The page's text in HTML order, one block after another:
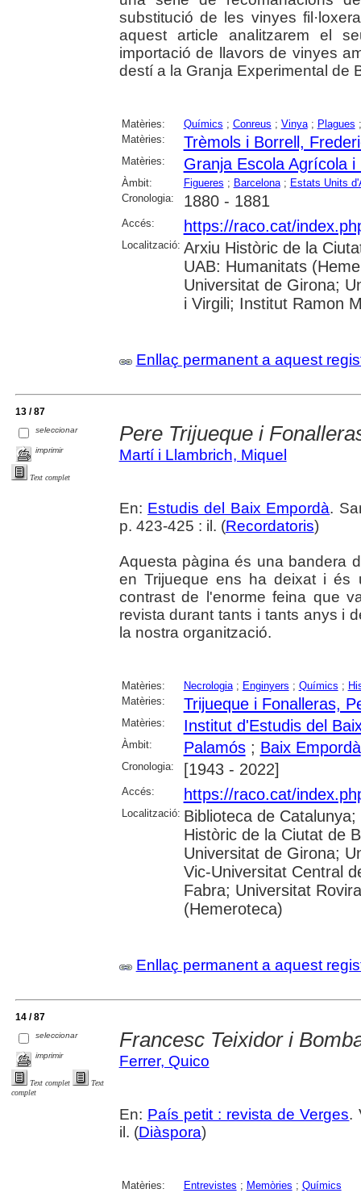
substitució de les vinyes
aquest article analitzarem el
importació de llavors de vinyes
destí a la Granja Experimental de
Matèries: Químics ; Conreus ; Vinya; Plagues
Matèries:
Trèmols i Borrell,
Matèries: Granja Escola Agrícola
Àmbit: Figueres ; Barcelona; Estats Units
Cronologia:
1880 - 1881
Accés: https://raco.cat/
Localització: Arxiu Històric de la
UAB: Humanitats
Universitat de Girona;
i Virgili; Institut Ramon
Enllaç permanent a aquest
13 / 87
seleccionar
imprimir
Text complet
Pere Trijueque i
Martí i Llambrich, Miquel
En: Estudis del Baix Empordà.
p. 423-425 : il. (Recordatoris)
Aquesta pàgina és una bandera
en Trijueque ens ha deixat i és
contrast de l'enorme feina que
revista durant tants i tants anys i
la nostra organització.
Matèries: Necrologia; Enginyers ; Químics ;
Matèries:
Trijueque i Fonalleras,
Matèries: Institut d'Estudis del
Àmbit: Palamós; Baix Empordà
Cronologia: [1943 - 2022]
Accés: https://raco.cat/
Localització: Biblioteca de
Històric de la Ciutat de
Universitat de Girona;
Vic-Universitat Central
Fabra; Universitat
(Hemeroteca)
Enllaç permanent a aquest
14 / 87
seleccionar
imprimir
Text complet
Text
complet
Francesc Teixidor i
Ferrer, Quico
En: País petit : revista de Verges.
il. (Diàspora)
Matèries: Entrevistes ; Memòries ; Químics